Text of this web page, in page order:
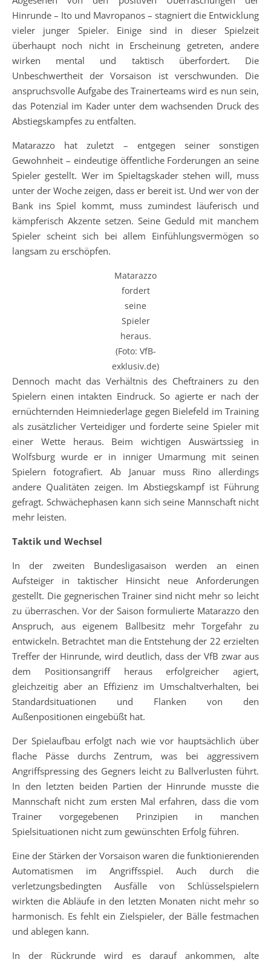
Hinrunde – Ito und Mavropanos – stagniert die Entwicklung
vieler junger Spieler. Einige sind in dieser Spielzeit
überhaupt noch nicht in Erscheinung getreten, andere
wirken mental und taktisch überfordert. Die
Unbeschwertheit der Vorsaison ist verschwunden. Die
anspruchsvolle Aufgabe des Trainerteams wird es nun sein,
das Potenzial im Kader unter dem wachsenden Druck des
Abstiegskampfes zu entfalten.
Matarazzo hat zuletzt – entgegen seiner sonstigen
Gewohnheit – eindeutige öffentliche Forderungen an seine
Spieler gestellt. Wer im Spieltagskader stehen will, muss
unter der Woche zeigen, dass er bereit ist. Und wer von der
Bank ins Spiel kommt, muss zumindest läuferisch und
kämpferisch Akzente setzen. Seine Geduld mit manchem
Spieler scheint sich bei allem Einfühlungsvermögen so
langsam zu erschöpfen.
Matarazzo
fordert
seine
Spieler
heraus.
(Foto: VfB-
exklusiv.de)
Dennoch macht das Verhältnis des Cheftrainers zu den
Spielern einen intakten Eindruck. So agierte er nach der
ernüchternden Heimniederlage gegen Bielefeld im Training
als zusätzlicher Verteidiger und forderte seine Spieler mit
einer Wette heraus. Beim wichtigen Auswärtssieg in
Wolfsburg wurde er in inniger Umarmung mit seinen
Spielern fotografiert. Ab Januar muss Rino allerdings
andere Qualitäten zeigen. Im Abstiegskampf ist Führung
gefragt. Schwächephasen kann sich seine Mannschaft nicht
mehr leisten.
Taktik und Wechsel
In der zweiten Bundesligasaison werden an einen
Aufsteiger in taktischer Hinsicht neue Anforderungen
gestellt. Die gegnerischen Trainer sind nicht mehr so leicht
zu überraschen. Vor der Saison formulierte Matarazzo den
Anspruch, aus eigenem Ballbesitz mehr Torgefahr zu
entwickeln. Betrachtet man die Entstehung der 22 erzielten
Treffer der Hinrunde, wird deutlich, dass der VfB zwar aus
dem Positionsangriff heraus erfolgreicher agiert,
gleichzeitig aber an Effizienz im Umschaltverhalten, bei
Standardsituationen und Flanken von den
Außenpositionen eingebüßt hat.
Der Spielaufbau erfolgt nach wie vor hauptsächlich über
flache Pässe durchs Zentrum, was bei aggressivem
Angriffspressing des Gegners leicht zu Ballverlusten führt.
In den letzten beiden Partien der Hinrunde musste die
Mannschaft nicht zum ersten Mal erfahren, dass die vom
Trainer vorgegebenen Prinzipien in manchen
Spielsituationen nicht zum gewünschten Erfolg führen.
Eine der Stärken der Vorsaison waren die funktionierenden
Automatismen im Angriffsspiel. Auch durch die
verletzungsbedingten Ausfälle von Schlüsselspielern
wirkten die Abläufe in den letzten Monaten nicht mehr so
harmonisch. Es fehlt ein Zielspieler, der Bälle festmachen
und ablegen kann.
In der Rückrunde wird es darauf ankommen, alte